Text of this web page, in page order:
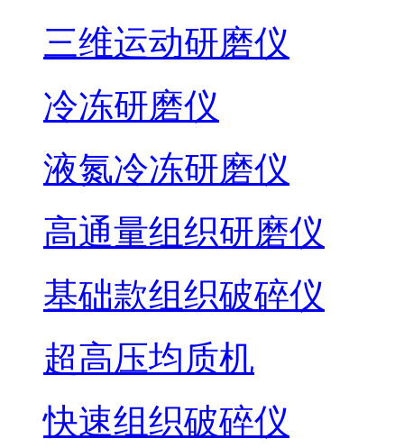
三维运动研磨仪
冷冻研磨仪
液氮冷冻研磨仪
高通量组织研磨仪
基础款组织破碎仪
超高压均质机
快速组织破碎仪